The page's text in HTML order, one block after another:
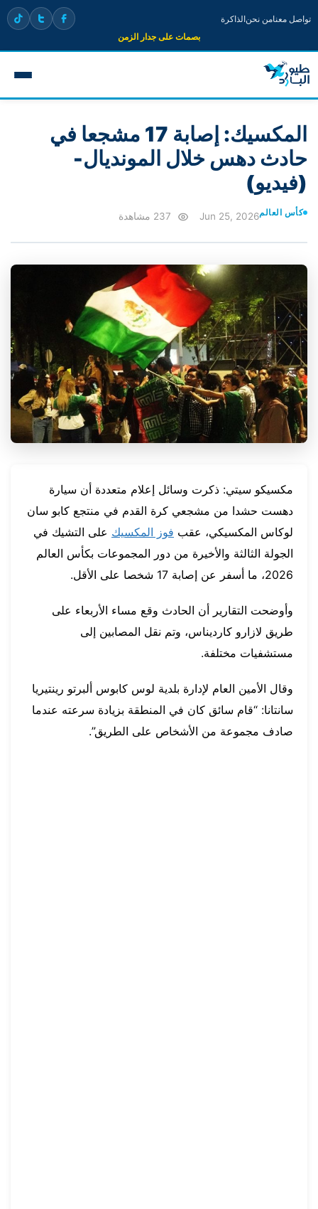
تواصل معنامن نحنالذاكرة
بصمات على جدار الزمن
المكسيك: إصابة 17 مشجعا في
حادث دهس خلال المونديال-
(فيديو)
كأس العالمJun 25, 2026
مكسيكو سيتي: ذكرت وسائل إعلام متعددة أن سيارة
دهست حشدا من مشجعي كرة القدم في منتجع كابو سان
لوكاس المكسيكي، عقب فوز المكسيك على التشيك في
الجولة الثالثة والأخيرة من دور المجموعات بكأس العالم
2026، ما أسفر عن إصابة 17 شخصا على الأقل.
وأوضحت التقارير أن الحادث وقع مساء الأربعاء على
طريق لازارو كارديناس، وتم نقل المصابين إلى
مستشفيات مختلفة.
وقال الأمين العام لإدارة بلدية لوس كابوس ألبرتو رينتيريا
سانتانا: “قام سائق كان في المنطقة بزيادة سرعته عندما
صادف مجموعة من الأشخاص على الطريق”.